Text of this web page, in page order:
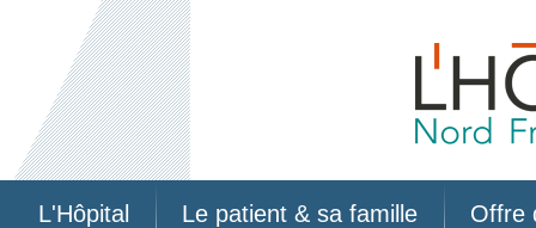
L'Hôpital Le patient & sa famille Offre